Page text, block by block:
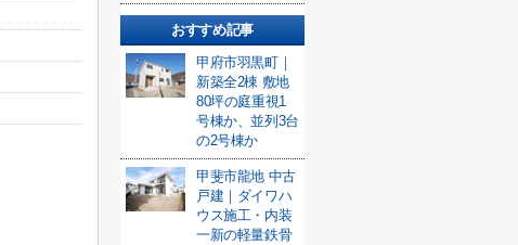
おすすめ記事
甲府市羽黒町｜
新築全2棟 敷地
80坪の庭重視1
号棟か、並列3台
の2号棟か
甲斐市龍地 中古
戸建｜ダイワハ
ウス施工・内装
一新の軽量鉄骨